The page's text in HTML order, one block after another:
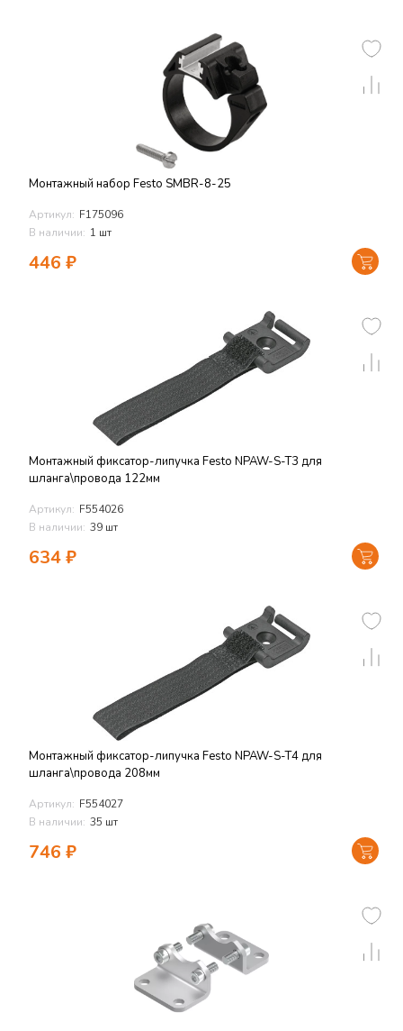
Монтажный набор Festo SMBR-8-25
Артикул: F175096
В наличии: 1 шт
446 ₽
Монтажный фиксатор-липучка Festo NPAW-S-T3 для
шланга\провода 122мм
Артикул: F554026
В наличии: 39 шт
634₽
Монтажный фиксатор-липучка Festo NPAW-S-T4 для
шланга\провода 208мм
Артикул: F554027
В наличии: 35 шт
746 ₽